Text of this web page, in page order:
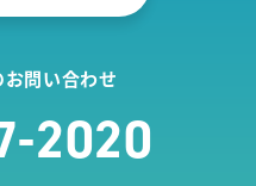
問い合わせ
2020